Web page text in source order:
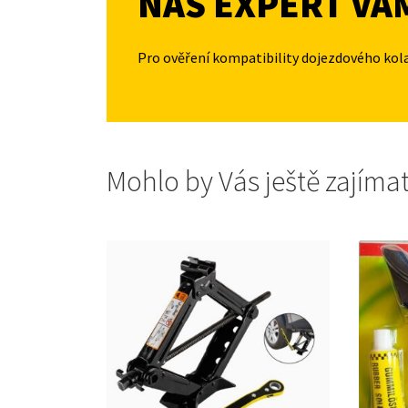
Pro ověření kompatibility dojezdového
Mohlo by Vás ještě